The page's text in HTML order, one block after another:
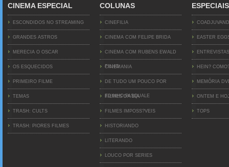
CINEMA ESPECIAL
ESCONDIDOS NO STREAMING
GRANDES ASTROS
MERECIA O OSCAR
OS ESQUECIDOS
PRIMEIRO FILME
TEMAS
TRASH: CULTS
TRASH: PIORES FILMES
COLUNAS
CINEFILIA
CINEMA COM FELIPE BRIDA
CINEMA COM RUBENS EWALD
FILHO
CINEMANIA
DE TUDO UM POUCO POR
EDINHO PASQUALE
FILMES DA BIA
FILMES IMPOSS?VEIS
HISTORIANDO
LITERANDO
LOUCO POR SERIES
ESPECIAIS
EASTER
ENTREVISTAS
HEIN?
MEMÓRIA
ONTEM E
TOPS